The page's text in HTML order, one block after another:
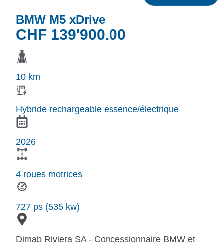
BMW M5 xDrive
CHF 139'900.00
10 km
Hybride rechargeable essence/électrique
2026
4 roues motrices
727 ps (535 kw)
Dimab Riviera SA - Concessionnaire BMW et